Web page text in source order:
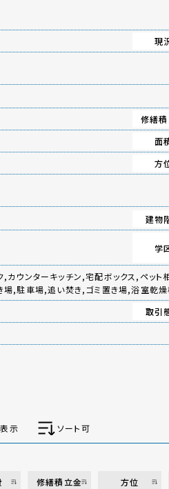
現
修繕
面
方
建物
学
カウンターキッチン,宅配ボックス,ペ
,駐車場,追い焚き,ゴミ置き場,浴室乾
取引
示 ソート可
修繕積立金 方位